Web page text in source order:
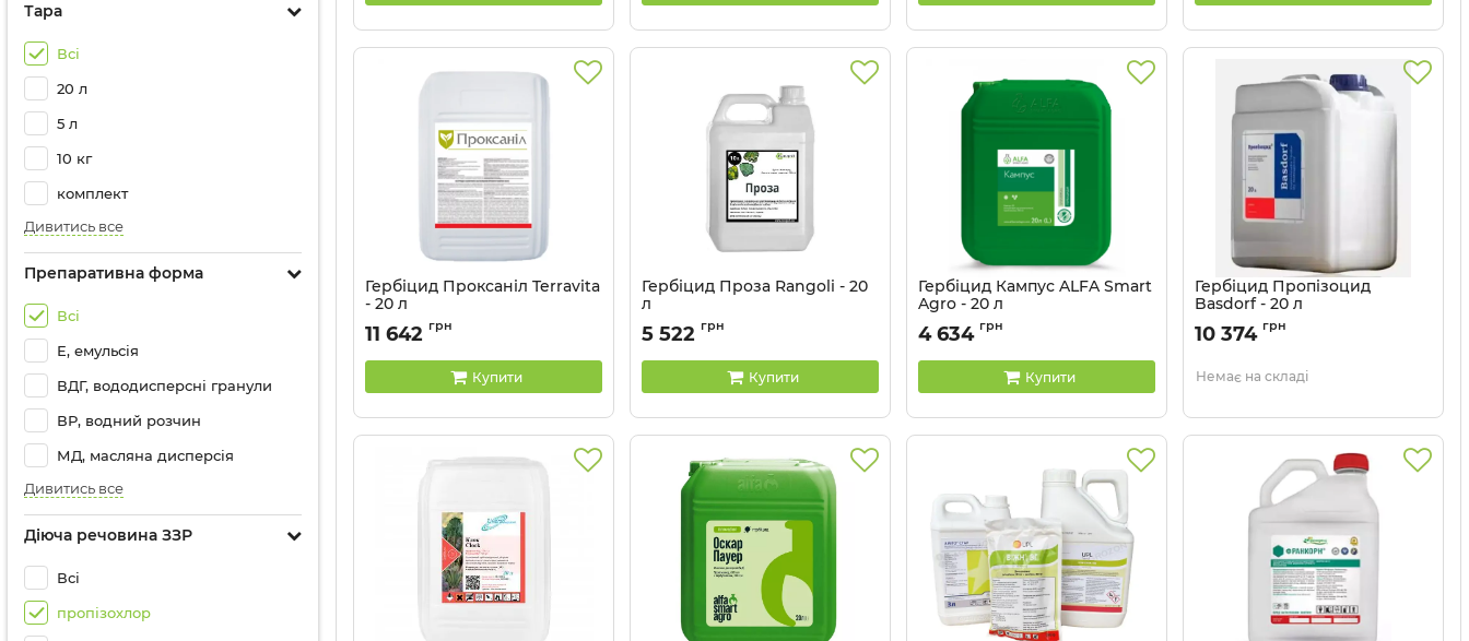
Тара
Всі
20 л
5 л
10 кг
комплект
Дивитись все
Препаративна форма
Всі
Е, емульсія
ВДГ, вододисперсні гранули
ВР, водний розчин
МД, масляна дисперсія
Дивитись все
Діюча речовина ЗЗР
Всі
пропізохлор
Гербіцид Проксаніл Terravita
- 20 л
Артикул: 1102405
11 642 грн
Купити
Гербіцид Проза Rangoli - 20
л
Артикул: 11033024
5 522 грн
Купити
Гербіцид Кампус ALFA Smart
Agro - 20 л
Артикул: 1102047
4 634 грн
Купити
Гербіцид Пропізоцид
Basdorf - 20 л
Артикул: 11044703
10 374 грн
Немає на складі